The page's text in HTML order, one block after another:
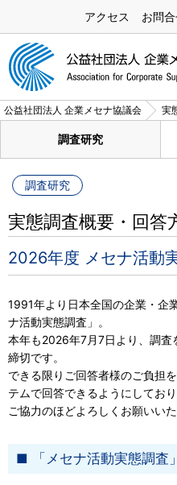
アクセス お問
公益社団法人 企業メセナ協議会 実
調査研究
調査研究
実態調査概要・回答
2026年度 メセナ活動
1991年より日本全国の企業・企
ナ活動実態調査」。
本年も2026年7月7日より、調査
締切です。
できる限りご回答者様のご負担
テムで回答できるようにしており
ご協力のほどよろしくお願いいた
「メセナ活動実態調査